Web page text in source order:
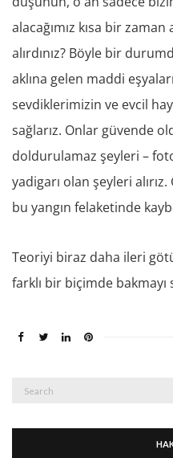
alacağımız kısa bir zaman
alırdınız? Böyle bir
aklına gelen maddi
sevdiklerimizin ve evcil
sağlarız. Onlar güvende
doldurulamaz şeyleri –
yadigarı olan şeyleri
bu yangın felaketinde
Teoriyi biraz daha ileri
farklı bir biçimde bakmayı